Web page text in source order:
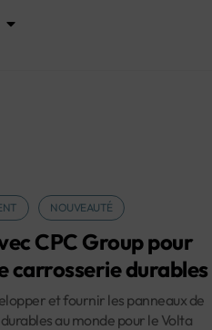
NOUVEAUTÉ
CPC Group pour
carrosserie durables
et fournir les panneaux de
au monde pour le Volta